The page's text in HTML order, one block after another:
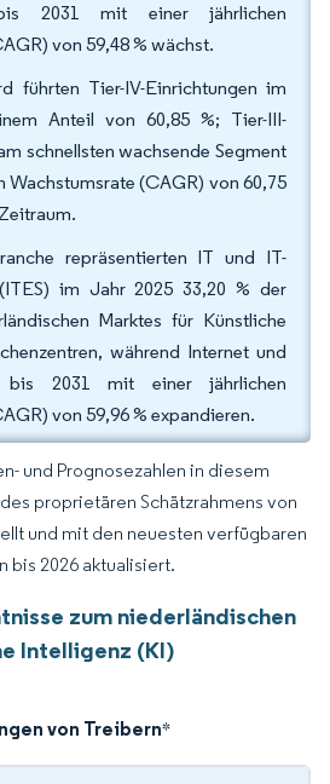
2031 mit einer jährlichen
von 59,48 % wächst.
führten Tier-IV-Einrichtungen im
Anteil von 60,85 %; Tier-III-
schnellsten wachsende Segment
Wachstumsrate (CAGR) von 60,75
repräsentierten IT und IT-
im Jahr 2025 33,20 % der
Marktes für Künstliche
während Internet und
bis 2031 mit einer jährlichen
von 59,96 % expandieren.
und Prognosezahlen in diesem
proprietären Schätzrahmens von
und mit den neuesten verfügbaren
bis 2026 aktualisiert.
zum niederländischen
Intelligenz (KI)
von Treibern*